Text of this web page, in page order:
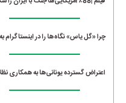
چرا «گل یاس» نگاه‌ها را در اینستاگرام
اعتراض گسترده یونانی‌ها به همکاری